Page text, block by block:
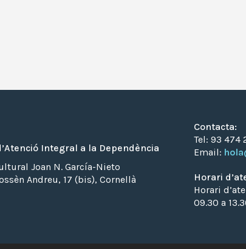
Integral a la Dependència
Joan N. García-Nieto
Andreu, 17 (bis), Cornellà
Contacta:
Tel: 93 474
Email:
Horari
Horari
09.30 a